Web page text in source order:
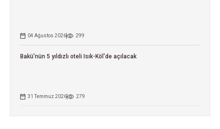
04 Ağustos 2026 299
Bakü'nün 5 yıldızlı oteli Isık-Köl'de açılacak
31 Temmuz 2026 279